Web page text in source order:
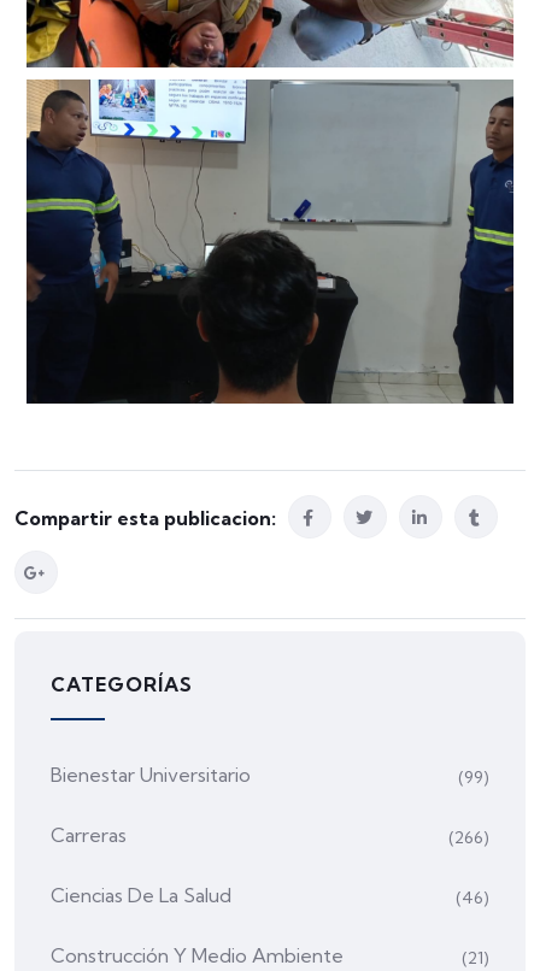
Compartir esta publicacion:
CATEGORÍAS
Bienestar Universitario (99)
Carreras (266)
Ciencias De La Salud (46)
Construcción Y Medio Ambiente (21)